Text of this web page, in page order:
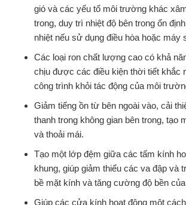
gió và các yếu tố môi trường khác
trong, duy trì nhiệt độ bên trong ổn
nhiệt nếu sử dụng điều hòa hoặc máy
Các loại ron chất lượng cao có khả
chịu được các điều kiện thời tiết khắc
công trình khỏi tác động của môi
Giảm tiếng ồn từ bên ngoài vào, cải
thanh trong không gian bên trong, tạo
và thoải mái.
Tạo một lớp đệm giữa các tấm kính
khung, giúp giảm thiểu các va đập và
bề mặt kính và tăng cường độ bền
Giúp các cửa kính hoạt động một